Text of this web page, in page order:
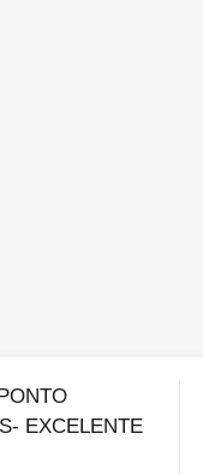
EXCELENTE